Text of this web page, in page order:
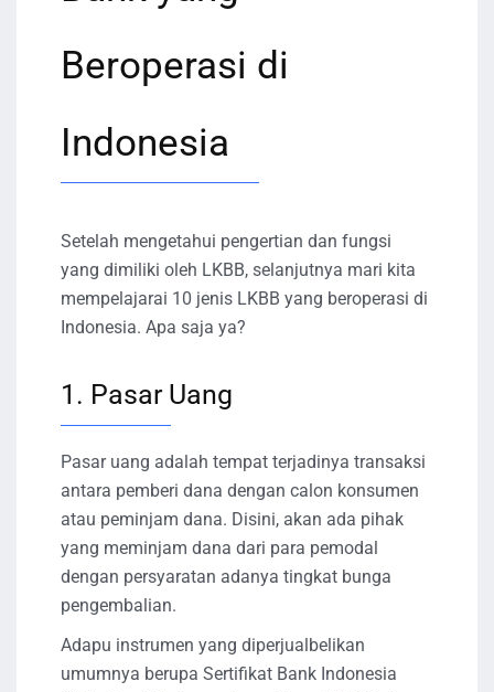
Beroperasi di
Indonesia
Setelah mengetahui pengertian dan fungsi
yang dimiliki oleh LKBB, selanjutnya mari kita
mempelajarai 10 jenis LKBB yang beroperasi di
Indonesia. Apa saja ya?
1. Pasar Uang
Pasar uang adalah tempat terjadinya transaksi
antara pemberi dana dengan calon konsumen
atau peminjam dana. Disini, akan ada pihak
yang meminjam dana dari para pemodal
dengan persyaratan adanya tingkat bunga
pengembalian.
Adapu instrumen yang diperjualbelikan
umumnya berupa Sertifikat Bank Indonesia